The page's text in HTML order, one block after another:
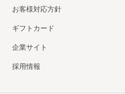
お客様対応方針
ギフトカード
企業サイト
採用情報